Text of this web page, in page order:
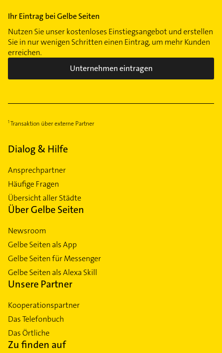
Ihr Eintrag bei Gelbe Seiten
Nutzen Sie unser kostenloses Einstiegsangebot und erstellen
Sie in nur wenigen Schritten einen Eintrag, um mehr Kunden
erreichen.
Unternehmen eintragen
Transaktion über externe Partner
Dialog & Hilfe
Ansprechpartner
Häufige Fragen
Übersicht aller Städte
Über Gelbe Seiten
Newsroom
Gelbe Seiten als App
Gelbe Seiten für Messenger
Gelbe Seiten als Alexa Skill
Unsere Partner
Kooperationspartner
Das Telefonbuch
Das Örtliche
Zu finden auf